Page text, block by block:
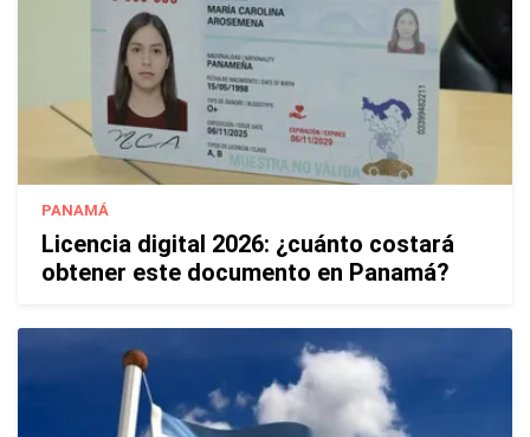
PANAMÁ
Licencia digital 2026: ¿cuánto costará
obtener este documento en Panamá?